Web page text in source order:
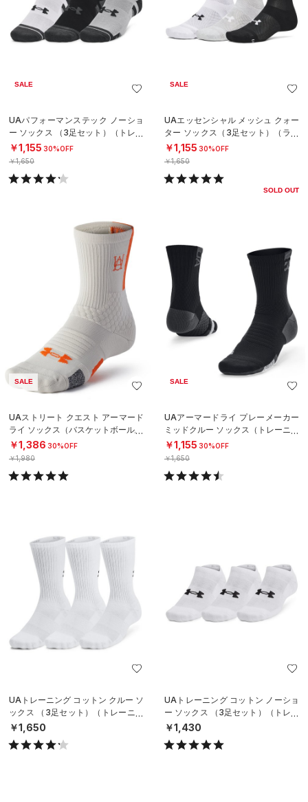
SALE
UAパフォーマンステック ノーショ
ー ソックス （3足セット）（トレー
ニング/UNISEX）
￥1,155 30%OFF
￥1,650
SALE
UAエッセンシャル メッシュ クォー
ター ソックス（3足セット）（ライ
フスタイル/UNISEX）
￥1,155 30%OFF
￥1,650
SOLD OUT
SALE
UAストリート クエスト アーマード
ライ ソックス（バスケットボール/U
NISEX）
￥1,386 30%OFF
￥1,980
SALE
UAアーマードライ プレーメーカー
ミッドクルー ソックス（トレーニン
グ/UNISEX）
￥1,155 30%OFF
￥1,650
UAトレーニング コットン クルー ソ
ックス （3足セット）（トレーニン
グ/UNISEX）
￥1,650
UAトレーニング コットン ノーショ
ー ソックス （3足セット）（トレー
ニング/UNISEX）
￥1,430